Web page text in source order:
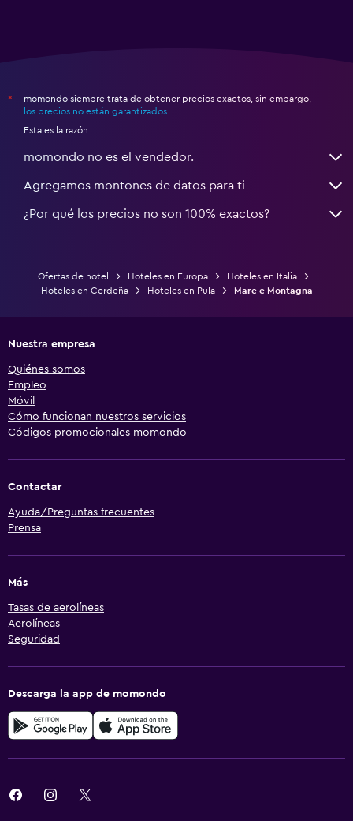
*
momondo siempre trata de obtener precios exactos, sin embargo,
los precios no están garantizados
Esta es la razón:
momondo no es el vendedor.
Agregamos montones de datos para ti
¿Por qué los precios no son 100% exactos?
Ofertas de hotel Hoteles en Europa
Hoteles en Italia
Hoteles en Cerdeña
Hoteles en Pula Mare e Montagna
Nuestra empresa
Quiénes somos
Empleo
Móvil
Cómo funcionan nuestros servicios
Códigos promocionales momondo
Contactar
Ayuda/Preguntas frecuentes
Prensa
Más
Tasas de aerolíneas
Aerolíneas
Seguridad
Descarga la app de momondo